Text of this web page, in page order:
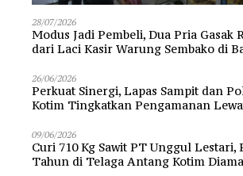
28/07/2026
Modus Jadi Pembeli, Dua Pria Gasak
dari Laci Kasir Warung Sembako di
26/06/2026
Perkuat Sinergi, Lapas Sampit dan
Kotim Tingkatkan Pengamanan
09/06/2026
Curi 710 Kg Sawit PT Unggul Lestari,
Tahun di Telaga Antang Kotim